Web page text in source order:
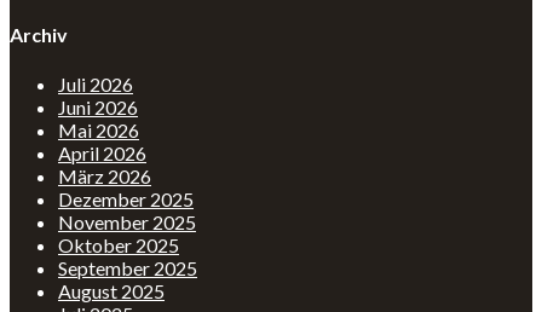
Archiv
Juli 2026
Juni 2026
Mai 2026
April 2026
März 2026
Dezember 2025
November 2025
Oktober 2025
September 2025
August 2025